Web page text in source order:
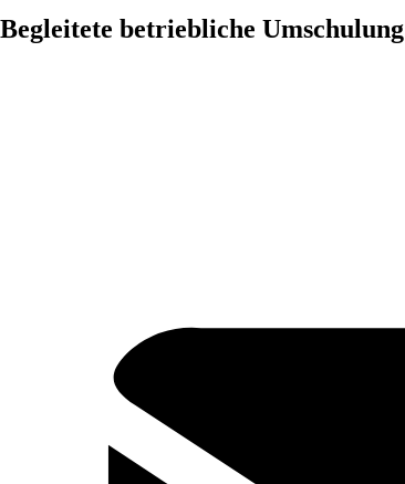
Begleitete betriebliche Umschulung